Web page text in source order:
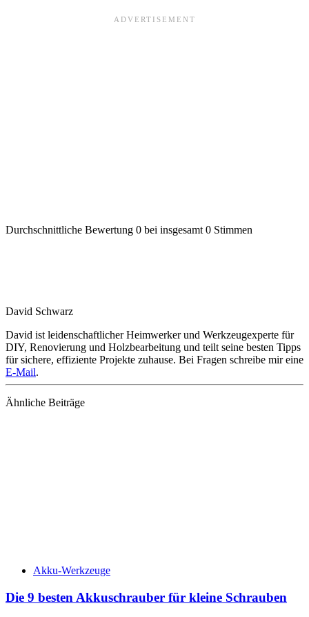
Durchschnittliche Bewertung 0 bei insgesamt 0 Stimmen
David Schwarz
David ist leidenschaftlicher Heimwerker und Werkzeugexperte für
DIY, Renovierung und Holzbearbeitung und teilt seine besten Tipps
für sichere, effiziente Projekte zuhause. Bei Fragen schreibe mir eine
E-Mail.
Ähnliche Beiträge
Akku-Werkzeuge
Die 9 besten Akkuschrauber für kleine Schrauben